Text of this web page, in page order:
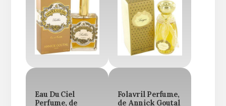
Eau Du Ciel
Perfume, de
Folavril Perfume,
de Annick Goutal